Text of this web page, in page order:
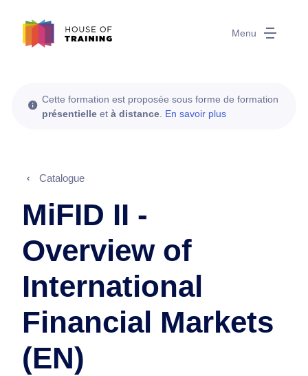
Menu
Cette formation est proposée sous forme de formation
présentielle et à distance En savoir plus
Catalogue
MiFID II -
Overview of
International
Financial Markets
(EN)